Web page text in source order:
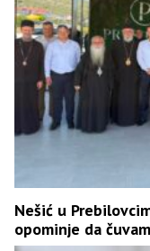
Nešić u
opominje da